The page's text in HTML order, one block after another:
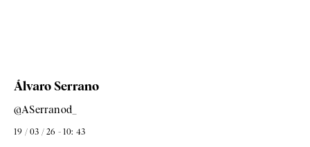
Álvaro Serrano
@ASerranod_
19 / 03 / 26 - 10: 43